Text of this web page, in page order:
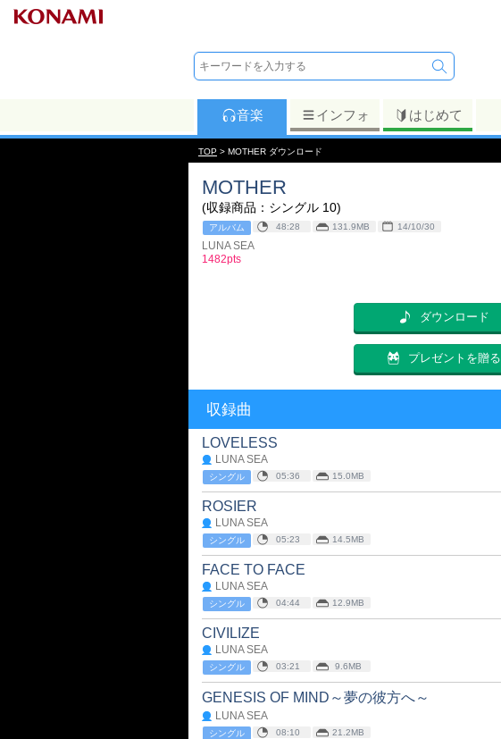
音楽 インフォ はじめて
TOP > MOTHER ダウンロード
MOTHER
(収録商品：シングル 10)
アルバム 48:28 131.9MB 14/10/30
LUNA SEA
1482pts
ダウンロード
プレゼントを贈る
収録曲
LOVELESS
LUNA SEA
シングル 05:36 15.0MB
ROSIER
LUNA SEA
シングル 05:23 14.5MB
FACE TO FACE
LUNA SEA
シングル 04:44 12.9MB
CIVILIZE
LUNA SEA
シングル 03:21 9.6MB
GENESIS OF MIND～夢の彼方へ～
LUNA SEA
シングル 08:10 21.2MB